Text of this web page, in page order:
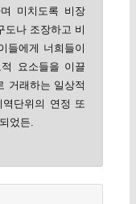
미치도록 비장
도나 조장하고 비
들에게 너희들이
요소들을 이끌
거래하는 일상적
단위의 연정 또
었든.